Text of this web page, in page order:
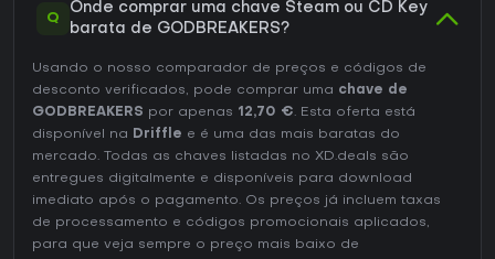
Q
Onde comprar uma chave Steam ou CD Key
barata de GODBREAKERS?
Usando o nosso comparador de preços e códigos de
desconto verificados, pode comprar uma chave de
GODBREAKERS por apenas 12,70 €. Esta oferta está
disponível na Driffle e é uma das mais baratas do
mercado. Todas as chaves listadas no XD.deals são
entregues digitalmente e disponíveis para download
imediato após o pagamento. Os preços já incluem taxas
de processamento e códigos promocionais aplicados,
para que veja sempre o preço mais baixo de